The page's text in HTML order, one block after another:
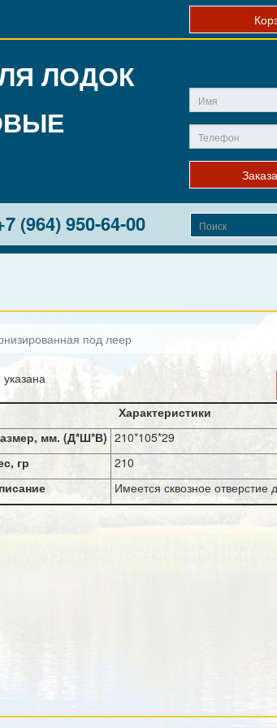
ЛОДОК
(964) 950-64-00
под леер
указана
Характеристики
мм. (Д*Ш*В) 210*105*29
гр
210
Имеется сквозное отверстие